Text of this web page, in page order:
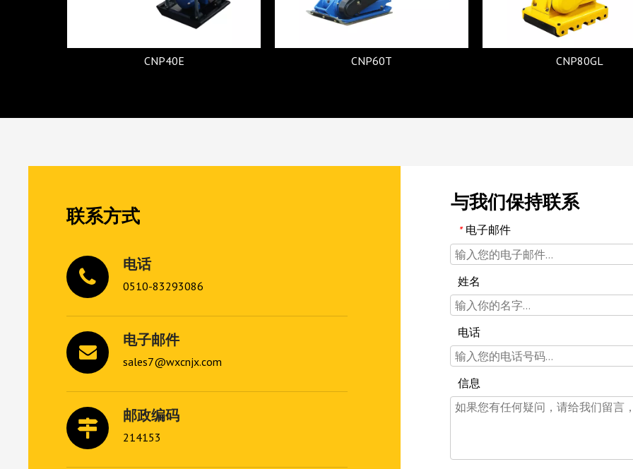
CNP40E CNP60T CNP80GL
联系方式
电话
0510-83293086
电子邮件
sales7@wxcnjx.com
邮政编码
214153
与我们保持联系
* 电子邮件
姓名
电话
信息